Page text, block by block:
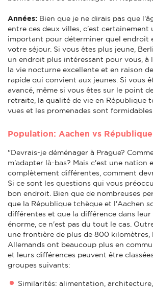
Années: Bien que je ne dirais pas que
entre ces deux villes, c'est certainement
important pour déterminer quel endroit
votre séjour. Si vous êtes plus jeune,
un endroit plus intéressant pour vous, à
la vie nocturne excellente et en raison
rapide qui convient aux jeunes. Si vous
avancé, même si vous êtes sur le point
retraite, la qualité de vie en République
vues et les promenades sont
Population: Aachen vs
"Devrais-je déménager à Prague?
m'adapter là-bas? Mais c'est une nation
complètement différentes, comment
Si ce sont les questions qui vous
bon endroit. Bien que de nombreuses
que la République tchèque et l'Aachen
différentes et que la différence dans leur
énorme, ce n'est pas du tout le cas.
une frontière de plus de 800 kilomètres,
Allemands ont beaucoup plus en
et leurs différences peuvent être
groupes suivants:
Similarités: alimentation,